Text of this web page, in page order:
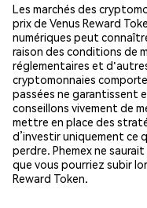
Les marchés des
prix de Venus Reward
numériques peut
raison des conditions de
réglementaires et
cryptomonnaies
passées ne garantissent
conseillons vivement de
mettre en place des
d’investir uniquement ce
perdre. Phemex ne
que vous pourriez subir
Reward Token.